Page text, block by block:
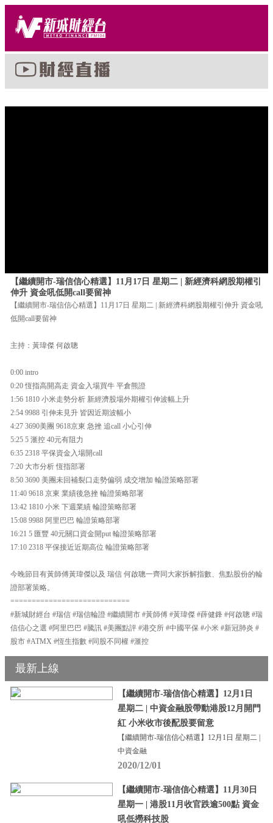
【繼續開市-瑞信信心精選】11月17日 星期二 | 新經濟科網股期權引
伸升 資金吼低開call要留神
【繼續開市-瑞信信心精選】11月17日 星期二 | 新經濟科網股期權引伸升 資金吼
低開call要留神
主持：黃瑋傑 何啟聰
0:00 intro
0:20 恆指高開高走 資金入場買牛 平倉熊證
1:56 1810 小米走勢分析 新經濟股場外期權引伸波幅上升
2:54 9988 引伸未見升 皆因近期波幅小
4:27 3690美團 9618京東 急挫 追call 小心引伸
5:25 5 滙控 40元有阻力
6:35 2318 平保資金入場開call
7:20 大市分析 恆指部署
8:50 3690 美團未回補裂口走勢偏弱 成交增加 輪證策略部署
11:40 9618 京東 業績後急挫 輪證策略部署
13:42 1810 小米 下週業績 輪證策略部署
15:08 9988 阿里巴巴 輪證策略部署
16:21 5 匯豐 40元關口資金開put 輪證策略部署
17:10 2318 平保接近近期高位 輪證策略部署
今晚節目有黃師傅黃瑋傑以及 瑞信 何啟聰一齊同大家拆解指數、焦點股份的輪
證部署策略。
============================
#新城財經台 #瑞信 #瑞信輪證 #繼續開市 #黃師傅 #黃瑋傑 #薛健鋒 #何啟聰 #瑞
信信心之選 #阿里巴巴 #騰訊 #美團點評 #港交所 #中國平保 #小米 #新冠肺炎 #
股市 #ATMX #恆生指數 #同股不同權 #滙控
最新上線
【繼續開市-瑞信信心精選】12月1日
星期二 | 中資金融股帶動港股12月開門
紅 小米收市後配股要留意
【繼續開市-瑞信信心精選】12月1日 星期二 |
中資金融
2020/12/01
【繼續開市-瑞信信心精選】11月30日
星期一 | 港股11月收官跌逾500點 資金
吼低撈科技股